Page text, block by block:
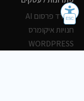
משרד פרסום AI
חנויות איקומרס
WORDPRESS